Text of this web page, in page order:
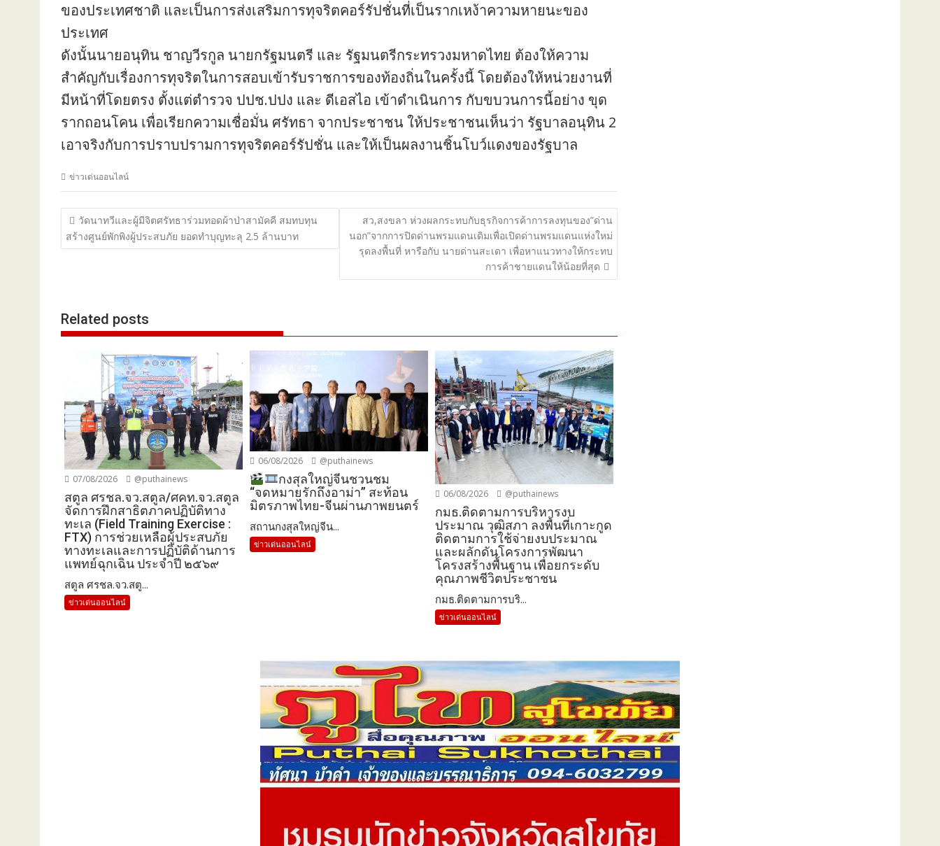
ของประเทศชาติ และเป็นการส่งเสริมการทุจริตคอร์รัปชั่นที่เป็นรากเหง้าความหายนะของ
ประเทศ
ดังนั้นนายอนุทิน ชาญวีรกูล นายกรัฐมนตรี และ รัฐมนตรีกระทรวงมหาดไทย ต้องให้ความ
สำคัญกับเรื่องการทุจริตในการสอบเข้ารับราชการของท้องถิ่นในครั้งนี้ โดยต้องให้หน่วยงานที่
มีหน้าที่โดยตรง ตั้งแต่ตำรวจ ปปช.ปปง และ ดีเอสไอ เข้าดำเนินการ กับขบวนการนี้อย่าง ขุด
รากถอนโคน เพื่อเรียกความเชื่อมั่น ศรัทธา จากประชาชน ให้ประชาชนเห็นว่า รัฐบาลอนุทิน 2
เอาจริงกับการปราบปรามการทุจริตคอร์รัปชั่น และให้เป็นผลงานชิ้นโบว์แดงของรัฐบาล
ข่าวเด่นออนไลน์
แนะแนว
เรื่อง
วัดนาทวีและผู้มีจิตศรัทธาร่วมทอดผ้าป่าสามัคคี สมทบทุน
สร้างศูนย์พักพิงผู้ประสบภัย ยอดทำบุญทะลุ 2.5 ล้านบาท
สว,สงขลา ห่วงผลกระทบกับธุรกิจการค้าการลงทุนของ”ด่าน
นอก”จากการปิดด่านพรมแดนเดิมเพื่อเปิดด่านพรมแดนแห่งใหม่
รุดลงพื้นที่ หารือกับ นายด่านสะเดา เพื่อหาแนวทางให้กระทบ
การค้าชายแดนให้น้อยที่สุด
Related posts
07/08/2026 @puthainews
สตูล ศรชล.จว.สตูล/ศคท.จว.สตูล
จัดการฝึกสาธิตภาคปฏิบัติทาง
ทะเล (Field Training Exercise :
FTX) การช่วยเหลือผู้ประสบภัย
ทางทะเลและการปฏิบัติด้านการ
แพทย์ฉุกเฉิน ประจำปี ๒๕๖๙
สตูล ศรชล.จว.สตู...
ข่าวเด่นออนไลน์
06/08/2026 @puthainews
กงสุลใหญ่จีนชวนชม
“จดหมายรักถึงอาม่า” สะท้อน
มิตรภาพไทย-จีนผ่านภาพยนตร์
สถานกงสุลใหญ่จีน...
ข่าวเด่นออนไลน์
06/08/2026 @puthainews
กมธ.ติดตามการบริหารงบ
ประมาณ วุฒิสภา ลงพื้นที่เกาะกูด
ติดตามการใช้จ่ายงบประมาณ
และผลักดันโครงการพัฒนา
โครงสร้างพื้นฐาน เพื่อยกระดับ
คุณภาพชีวิตประชาชน
กมธ.ติดตามการบริ...
ข่าวเด่นออนไลน์